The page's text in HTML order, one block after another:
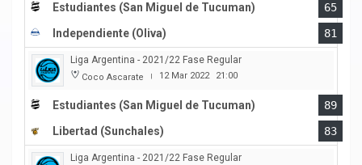
Estudiantes (San Miguel de Tucuman)
65
Independiente (Oliva)
81
Liga Argentina - 2021/22 Fase Regular
Coco Ascarate | 12 Mar 2022 21:00
Estudiantes (San Miguel de Tucuman)
89
Libertad (Sunchales)
83
Liga Argentina - 2021/22 Fase Regular